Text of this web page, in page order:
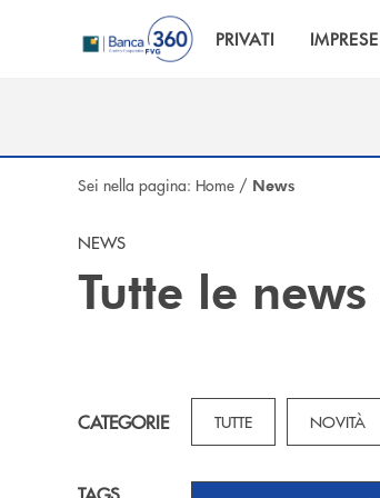
Salta al contenuto principale
PRIVATI IMPRESE
Sei nella pagina: Home / News
NEWS
Tutte le news
CATEGORIE TUTTE NOVITÀ